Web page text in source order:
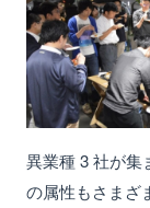
異業種 3 社が集
の属性もさまざ